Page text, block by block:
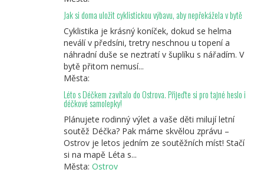
Jak si doma uložit cyklistickou výbavu, aby nepřekážela v bytě
Cyklistika je krásný koníček, dokud se helma
neválí v předsíni, tretry neschnou u topení a
náhradní duše se neztratí v šuplíku s nářadím. V
bytě přitom nemusí...
Města:
Léto s Déčkem zavítalo do Ostrova. Přijeďte si pro tajné heslo i
déčkové samolepky!
Plánujete rodinný výlet a vaše děti milují letní
soutěž Déčka? Pak máme skvělou zprávu –
Ostrov je letos jedním ze soutěžních míst! Stačí
si na mapě Léta s...
Města: Ostrov